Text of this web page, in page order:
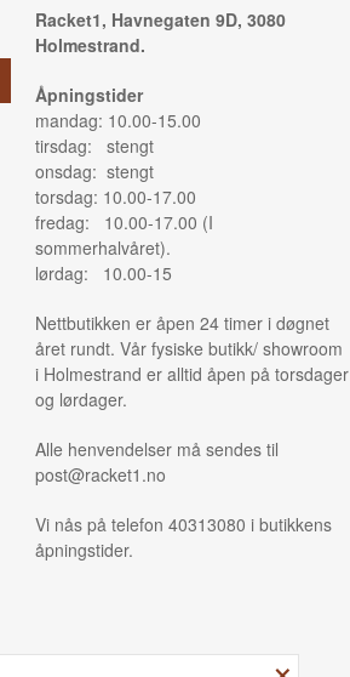
Racket1, Havnegaten 9D, 3080
Holmestrand.
Åpningstider
mandag: 10.00-15.00
tirsdag: stengt
onsdag: stengt
torsdag: 10.00-17.00
fredag: 10.00-17.00 (I
sommerhalvåret).
lørdag: 10.00-15
Nettbutikken er åpen 24 timer i døgnet
året rundt. Vår fysiske butikk/ showroom
i Holmestrand er alltid åpen på torsdager
og lørdager.
Alle henvendelser må sendes til
post@racket1.no
Vi nås på telefon 40313080 i butikkens
åpningstider.